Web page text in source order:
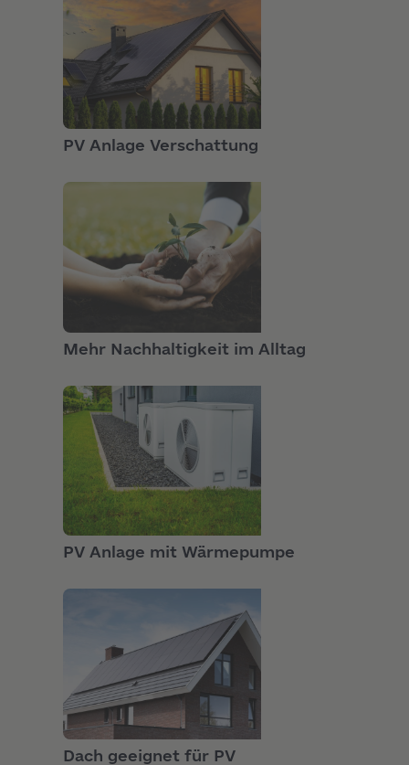
PRODUKTE
PV Anlage Verschattung
GRUNDLAGEN
Mehr Nachhaltigkeit im Alltag
SEKTORENKOPPLUNG
PV Anlage mit Wärmepumpe
PRODUKTE
Dach geeignet für PV